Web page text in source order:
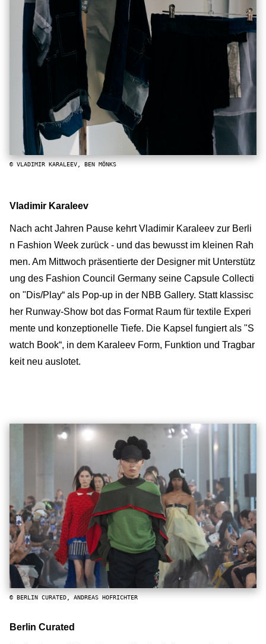
© VLADIMIR KARALEEV, BEN MÖNKS
Vladimir Karaleev
Nach acht Jahren Pause kehrt Vladimir Karaleev zur Berli
n Fashion Week zurück - und das bewusst im kleinen Rah
men. Am Mittwoch präsentierte der Designer mit Unterstütz
ung des Fashion Council Germany seine Capsule Collecti
on "Dis/Play“ als Pop-up in der NBB Gallery. Statt klassisc
her Runway-Show bot das Format Raum für textile Experi
mente und konzeptionelle Tiefe. Die Kapsel fungiert als "S
watch Book“, in dem Karaleev Form, Funktion und Tragbar
keit neu auslotet.
© BERLIN CURATED, ANDREAS HOFRICHTER
Berlin Curated